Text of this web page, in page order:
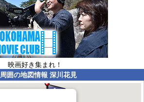
映画好き集まれ！
周囲の地図情報 深川花見